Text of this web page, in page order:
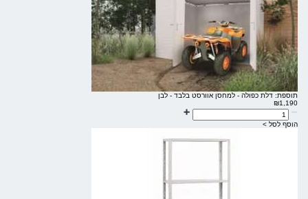
תוספת: דלת כפולה - למחסן אוורסט בלבד - לבן
₪1,190
הוסף לסל >